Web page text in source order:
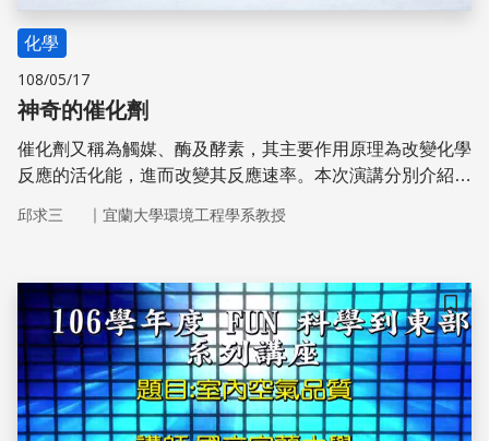
化學
108/05/17
神奇的催化劑
催化劑又稱為觸媒、酶及酵素，其主要作用原理為改變化學
反應的活化能，進而改變其反應速率。本次演講分別介紹光
等日常生活中常見催化反應，讓學生能初步瞭解這些催化劑
範圍。
邱求三 ｜ 宜蘭大學環境工程學系教授
儲存